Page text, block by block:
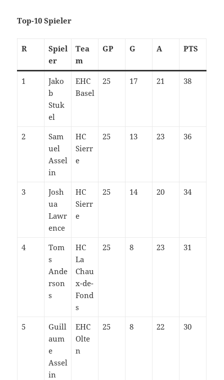
Top-10 Spieler
R
Spiel
er
Tea
m
GP G A PTS
1
Jako
b
Stuk
el
EHC
Basel
25 17 21 38
2
Sam
uel
Assel
in
HC
Sierr
e
25 13 23 36
3
Josh
ua
Lawr
ence
HC
Sierr
e
25 14 20 34
4
Tom
s
Ande
rson
s
HC
La
Chau
x-de-
Fond
s
25 8 23 31
5
Guill
aum
e
Assel
in
EHC
Olte
n
25 8 22 30